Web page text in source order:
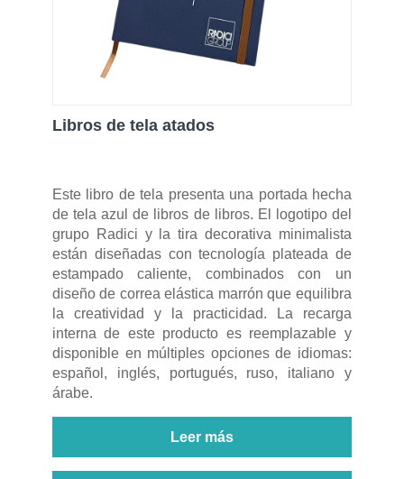
Libros de tela atados
Este libro de tela presenta una portada hecha
de tela azul de libros de libros. El logotipo del
grupo Radici y la tira decorativa minimalista
están diseñadas con tecnología plateada de
estampado caliente, combinados con un
diseño de correa elástica marrón que equilibra
la creatividad y la practicidad. La recarga
interna de este producto es reemplazable y
disponible en múltiples opciones de idiomas:
español, inglés, portugués, ruso, italiano y
árabe.
Leer más